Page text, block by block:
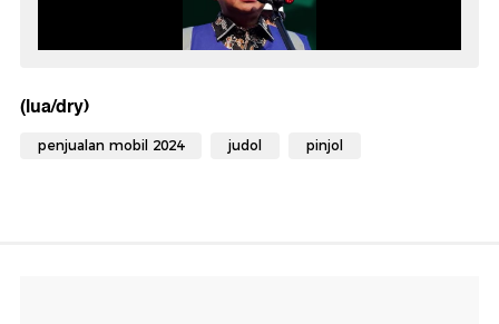
(lua/dry)
penjualan mobil 2024 judol pinjol